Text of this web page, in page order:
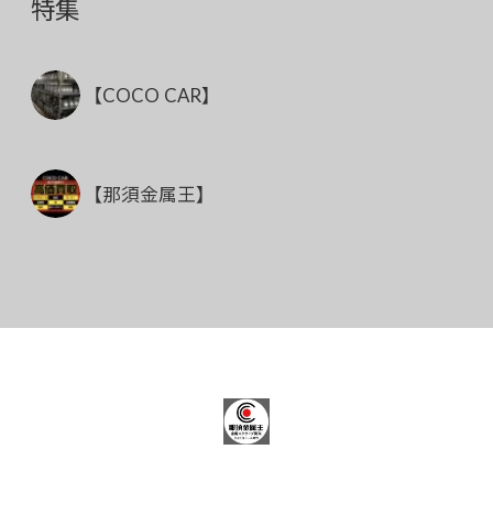
特集
【COCO CAR】
【那須金属王】